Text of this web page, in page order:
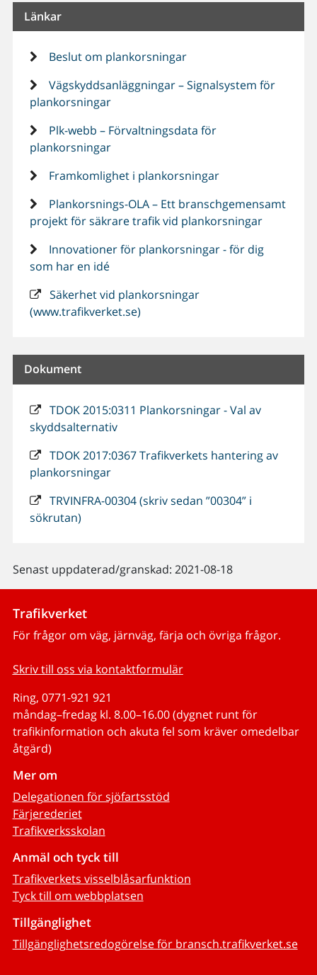
Länkar
Beslut om plankorsningar
Vägskyddsanläggningar – Signalsystem för
plankorsningar
Plk-webb – Förvaltningsdata för
plankorsningar
Framkomlighet i plankorsningar
Plankorsnings-OLA – Ett branschgemensamt
projekt för säkrare trafik vid plankorsningar
Innovationer för plankorsningar - för dig
som har en idé
Säkerhet vid plankorsningar
(www.trafikverket.se)
Dokument
TDOK 2015:0311 Plankorsningar - Val av
skyddsalternativ
TDOK 2017:0367 Trafikverkets hantering av
plankorsningar
TRVINFRA-00304 (skriv sedan ”00304” i
sökrutan)
Senast uppdaterad/granskad: 2021-08-18
Trafikverket
För frågor om väg, järnväg, färja och övriga frågor.
Skriv till oss via kontaktformulär
Ring, 0771-921 921
måndag–fredag kl. 8.00–16.00 (dygnet runt för
trafikinformation och akuta fel som kräver omedelbar
åtgärd)
Mer om
Delegationen för sjöfartsstöd
Färjerederiet
Trafikverksskolan
Anmäl och tyck till
Trafikverkets visselblåsarfunktion
Tyck till om webbplatsen
Tillgänglighet
Tillgänglighetsredogörelse för bransch.trafikverket.se